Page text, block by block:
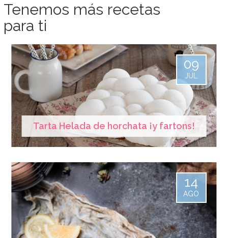
Tenemos más recetas
para ti
Tarta Helada de horchata ¡y fartons!
09
JUL
14
AGO